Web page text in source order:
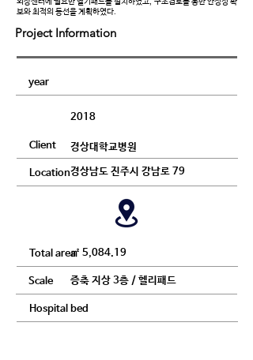
보와 최적의 동선을 계획하였다.
Project Information
2018
경상대학교병원
경상남도 진주시 강남로 79
5,084.19 ㎡
증축 지상 3층 / 헬리패드